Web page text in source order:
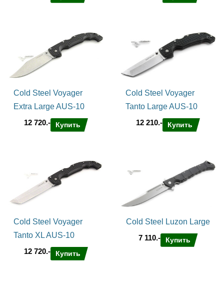
Cold Steel Voyager
Extra Large AUS-10
12 720.-
Купить
Cold Steel Voyager
Tanto Large AUS-10
12 210.-
Купить
Cold Steel Voyager
Tanto XL AUS-10
12 720.-
Купить
Cold Steel Luzon Large
7 110.-
Купить